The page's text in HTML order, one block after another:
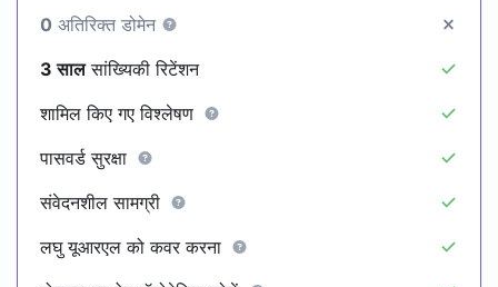
0 अतिरिक्त डोमेन
3 सालसांख्यिकी रिटेंशन
शामिल किए गए विश्लेषण
पासवर्ड सुरक्षा
संवेदनशील सामग्री
लघु यूआरएल को कवर करना